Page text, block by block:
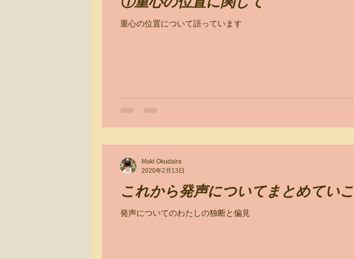
重心の位置について語っています
これから発声についてまとめてい
発声についてのわたしの独断と偏見
Maki Okudaira
2020年2月13日